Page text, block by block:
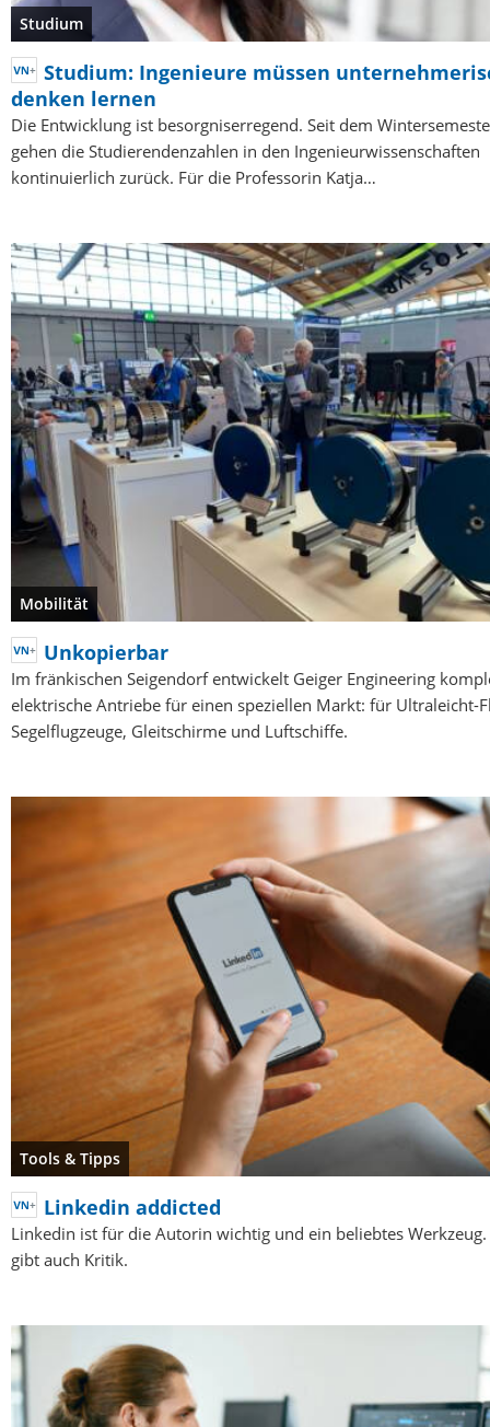
Studium
Studium: Ingenieure müssen
denken lernen
Die Entwicklung ist besorgniserregend. Seit dem
gehen die Studierendenzahlen in den Ingenieurwissenschaften
kontinuierlich zurück. Für die Professorin Katja…
Mobilität
Unkopierbar
Im fränkischen Seigendorf entwickelt Geiger Engineering
elektrische Antriebe für einen speziellen Markt: für Ultraleicht-
Segelflugzeuge, Gleitschirme und Luftschiffe.
Tools & Tipps
Linkedin addicted
Linkedin ist für die Autorin wichtig und ein beliebtes Werkzeug.
gibt auch Kritik.